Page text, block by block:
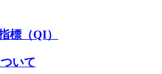
標（QI）
いて